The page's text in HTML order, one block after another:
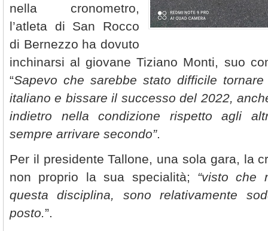
nella cronometro,
l’atleta di San Rocco
di Bernezzo ha dovuto
inchinarsi al giovane Tiziano Monti, suo
“Sapevo che sarebbe stato difficile
italiano e bissare il successo del 2022,
indietro nella condizione rispetto agli
sempre arrivare secondo”.
Per il presidente Tallone, una sola gara, la
non proprio la sua specialità; “visto che
questa disciplina, sono relativamente
posto.”.